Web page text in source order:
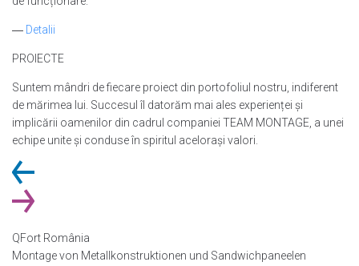
― Detalii
PROIECTE
Suntem mândri de fiecare proiect din portofoliul nostru, indiferent
de mărimea lui. Succesul îl datorăm mai ales experienței și
implicării oamenilor din cadrul companiei TEAM MONTAGE, a unei
echipe unite și conduse în spiritul acelorași valori.
QFort România
Montage von Metallkonstruktionen und Sandwichpaneelen